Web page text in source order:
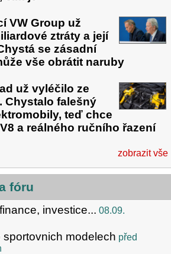
VW Group už
ztráty a její
se zásadní
vše obrátit naruby
už vyléčilo ze
Chystalo falešný
teď chce
a reálného ručního řazení
zobrazit vše
fóru
investice... 08.09.
sportovnich modelech před